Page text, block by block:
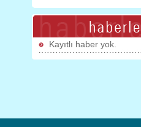
Kayıtlı haber yok.